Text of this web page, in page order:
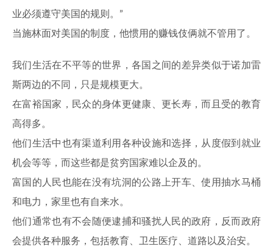
业必须遵守美国的规则。”
当施林面对美国的制度，他惯用的赚钱伎俩就不管用了。
我们生活在不平等的世界，各国之间的差异类似于诺加雷
斯两边的不同，只是规模更大。
在富裕国家，民众的身体更健康、更长寿，而且受的教育
高得多。
他们生活中也有渠道利用各种设施和选择，从度假到就业
机会等等，而这些都是贫穷国家难以企及的。
富国的人民也能在没有坑洞的公路上开车、使用抽水马桶
和电力，家里也有自来水。
他们通常也有不会随便逮捕和骚扰人民的政府，反而政府
会提供各种服务，包括教育、卫生医疗、道路以及治安。